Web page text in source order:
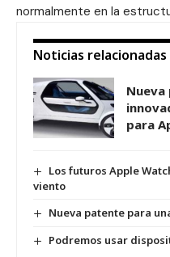
normalmente en la
Noticias relacionadas
para
Los futuros Apple
viento
Nueva patente para
Podremos usar